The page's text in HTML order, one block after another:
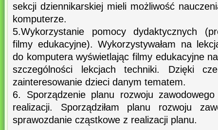
sekcji dziennikarskiej mieli możliwość
komputerze.
5.Wykorzystanie pomocy dydaktycznych
filmy edukacyjne). Wykorzystywałam na
do komputera wyświetlając filmy edukacyjne
szczególności lekcjach techniki. Dzięki
zainteresowanie dzieci danym tematem.
6. Sporządzenie planu rozwoju
realizacji. Sporządziłam planu rozwoju
sprawozdanie cząstkowe z realizacji planu.